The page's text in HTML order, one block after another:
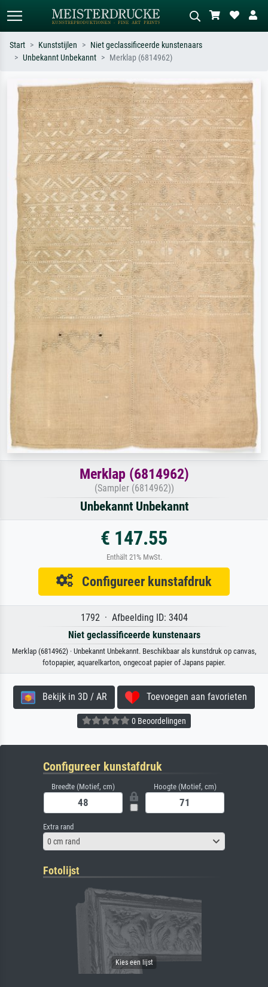
Zoek op kunstenaar, titel of stijl – bijv.
Monet, Sterrennacht, impressionisme,
Hokusai-golf, naakt.
Beschrijf de scène – bijv. groene
weide, abstract met veel rood, donker
olieverfschilderij, staand naakt naast
een boom.
Start Kunststijlen
Niet geclassificeerde kunstenaars
Unbekannt Unbekannt
Merklap (6814962)
Merklap (6814962)
(Sampler (6814962))
Unbekannt Unbekannt
€ 147.55
Enthält 21% MwSt.
Configureer kunstafdruk
1792 · Afbeelding ID: 3404
Niet geclassificeerde kunstenaars
Merklap (6814962) · Unbekannt Unbekannt. Beschikbaar als kunstdruk op canvas,
fotopapier, aquarelkarton, ongecoat papier of Japans papier.
Bekijk in 3D / AR Toevoegen aan favorieten
0 Beoordelingen
Configureer kunstafdruk
Breedte (Motief, cm) Hoogte (Motief, cm)
Extra rand
0 cm rand
Fotolijst